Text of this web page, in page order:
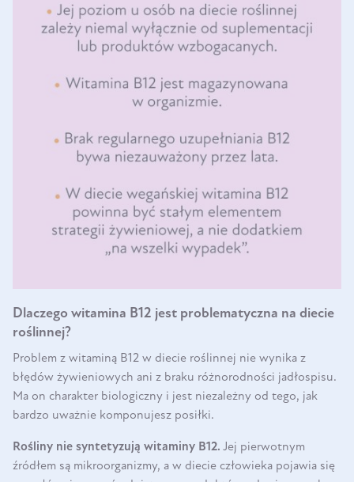
Dlaczego witamina B12 jest problematyczna na diecie
roślinnej?
Problem z witaminą B12 w diecie roślinnej nie wynika z
błędów żywieniowych ani z braku różnorodności jadłospisu.
Ma on charakter biologiczny i jest niezależny od tego, jak
bardzo uważnie komponujesz posiłki.
Rośliny nie syntetyzują witaminy B12. Jej pierwotnym
źródłem są mikroorganizmy, a w diecie człowieka pojawia się